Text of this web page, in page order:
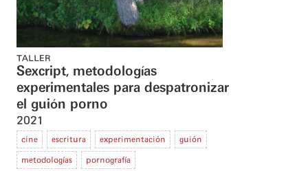
TALLER
Sexcript, metodologías
experimentales para despatronizar
el guión porno
2021
cine escritura experimentación guión
metodologías pornografía